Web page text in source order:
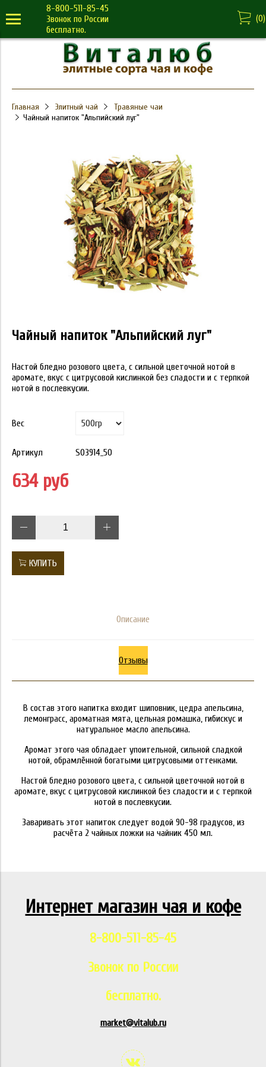
8-800-511-85-45
Звонок по России
бесплатно.
(0)
Главная Элитный чай
Травяные чаи
Чайный напиток "Альпийский луг"
Чайный напиток "Альпийский луг"
Настой бледно розового цвета, с сильной цветочной нотой в
аромате, вкус с цитрусовой кислинкой без сладости и с терпкой
нотой в послевкусии.
Вес
Артикул S03914_50
634 руб
КУПИТЬ
Описание
Отзывы
В состав этого напитка входит шиповник, цедра апельсина,
лемонграсс, ароматная мята, цельная ромашка, гибискус и
натуральное масло апельсина.
Аромат этого чая обладает упоительной, сильной сладкой
нотой, обрамлённой богатыми цитрусовыми оттенками.
Настой бледно розового цвета, с сильной цветочной нотой в
аромате, вкус с цитрусовой кислинкой без сладости и с терпкой
нотой в послевкусии.
Заваривать этот напиток следует водой 90-98 градусов, из
расчёта 2 чайных ложки на чайник 450 мл.
Интернет магазин чая и кофе
8-800-511-85-45
Звонок по России
бесплатно.
market@vitalub.ru